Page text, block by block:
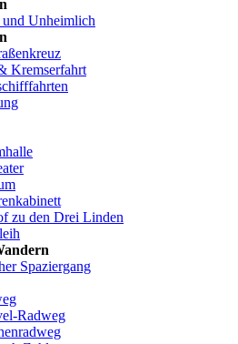
Unheimlich
Kremserfahrt
zu den Drei Linden
Spaziergang
Radweg